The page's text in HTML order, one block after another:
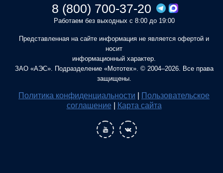
8 (800) 700-37-20
Работаем без выходных с 8:00 до 19:00
Представленная на сайте информация не является офертой и
носит
информационный характер.
ЗАО «АЭС». Подразделение «Мототех». © 2004–2026. Все права
защищены.
Политика конфиденциальности
Пользовательское
соглашение
Карта сайта